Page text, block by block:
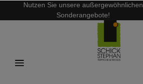
Nutzen Sie unsere außergewöhnlichen
Sonderangebote!